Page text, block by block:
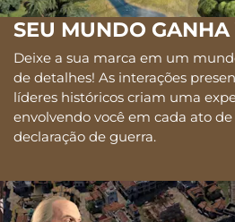
SEU MUNDO
Deixe a sua marca em um
de detalhes! As interações
líderes históricos criam uma
envolvendo você em cada ato
declaração de guerra.